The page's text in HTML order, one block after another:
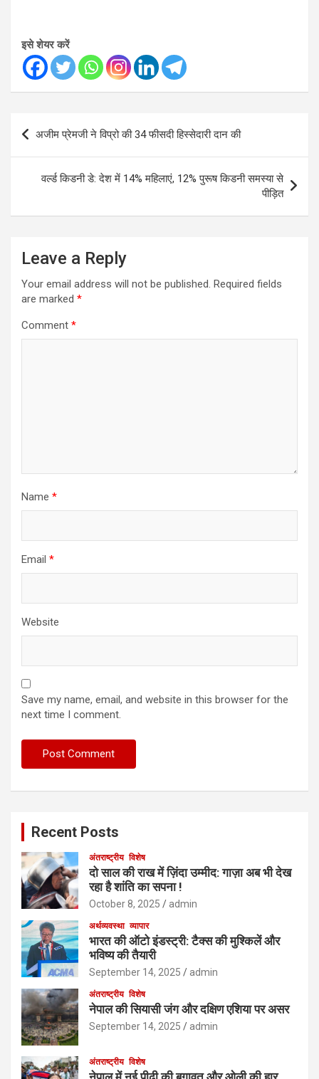
इसे शेयर करें
Post
navigation
अजीम प्रेमजी ने विप्रो की 34 फीसदी हिस्सेदारी दान की
वर्ल्ड किडनी डे: देश में 14% महिलाएं, 12% पुरूष किडनी समस्या से
पीड़ित
Leave a Reply
Your email address will not be published. Required fields
are marked *
Comment *
Name *
Email *
Website
Save my name, email, and website in this browser for the
next time I comment.
Recent Posts
अंतराष्ट्रीय विशेष
दो साल की राख में ज़िंदा उम्मीद: गाज़ा अब भी देख
रहा है शांति का सपना !
October 8, 2025 admin
अर्थव्यवस्था व्यापार
भारत की ऑटो इंडस्ट्री: टैक्स की मुश्किलें और
भविष्य की तैयारी
September 14, 2025 admin
अंतराष्ट्रीय विशेष
नेपाल की सियासी जंग और दक्षिण एशिया पर असर
September 14, 2025 admin
अंतराष्ट्रीय विशेष